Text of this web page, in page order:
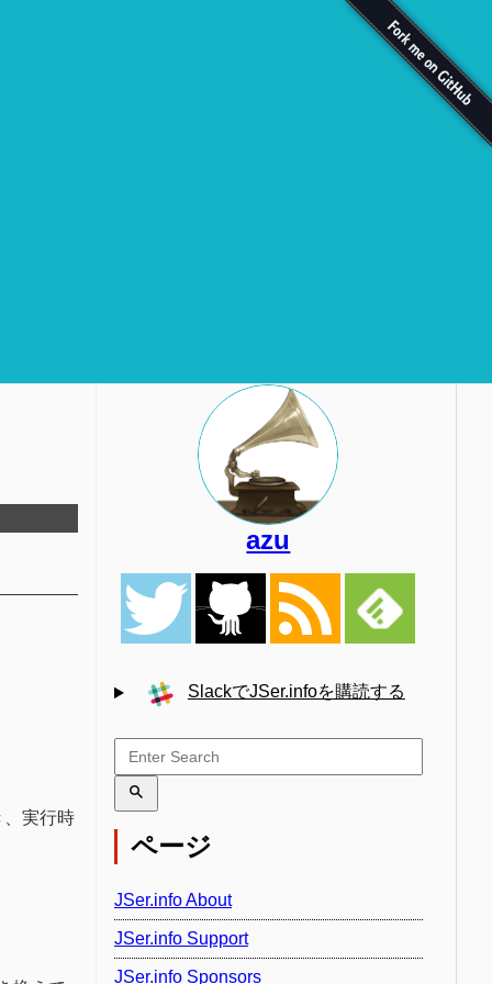
実行時
azu
SlackでJSer.infoを購読する
ページ
JSer.info About
JSer.info Support
JSer.info Sponsors